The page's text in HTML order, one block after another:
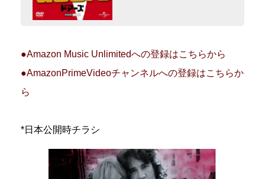
●Amazon Music Unlimitedへの登録はこちらから
●AmazonPrimeVideoチャンネルへの登録はこちらか
ら
*日本公開時チラシ